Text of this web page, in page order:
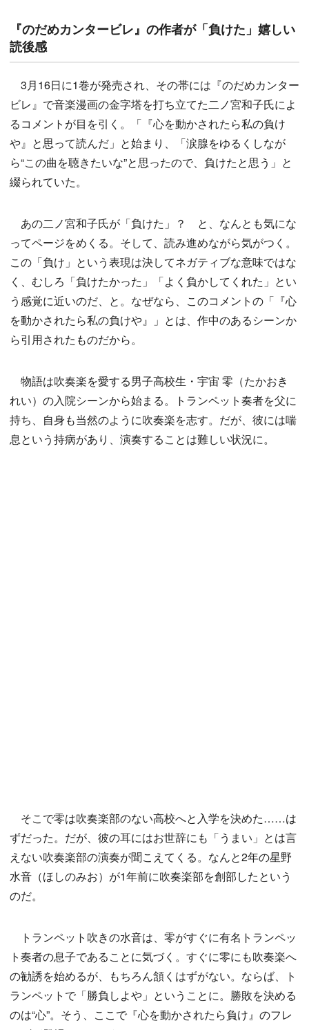
『のだめカンタービレ』の作者が「負けた」嬉しい
読後感
3月16日に1巻が発売され、その帯には『のだめカンター
ビレ』で音楽漫画の金字塔を打ち立てた二ノ宮和子氏によ
るコメントが目を引く。「『心を動かされたら私の負け
や』と思って読んだ」と始まり、「涙腺をゆるくしなが
ら“この曲を聴きたいな”と思ったので、負けたと思う」と
綴られていた。
あの二ノ宮和子氏が「負けた」？ と、なんとも気にな
ってページをめくる。そして、読み進めながら気がつく。
この「負け」という表現は決してネガティブな意味ではな
く、むしろ「負けたかった」「よく負かしてくれた」とい
う感覚に近いのだ、と。なぜなら、このコメントの「『心
を動かされたら私の負けや』」とは、作中のあるシーンか
ら引用されたものだから。
物語は吹奏楽を愛する男子高校生・宇宙 零（たかおき
れい）の入院シーンから始まる。トランペット奏者を父に
持ち、自身も当然のように吹奏楽を志す。だが、彼には喘
息という持病があり、演奏することは難しい状況に。
そこで零は吹奏楽部のない高校へと入学を決めた……は
ずだった。だが、彼の耳にはお世辞にも「うまい」とは言
えない吹奏楽部の演奏が聞こえてくる。なんと2年の星野
水音（ほしのみお）が1年前に吹奏楽部を創部したという
のだ。
トランペット吹きの水音は、零がすぐに有名トランペッ
ト奏者の息子であることに気づく。すぐに零にも吹奏楽へ
の勧誘を始めるが、もちろん頷くはずがない。ならば、ト
ランペットで「勝負しよや」ということに。勝敗を決める
のは“心”。そう、ここで『心を動かされたら負け』のフレ